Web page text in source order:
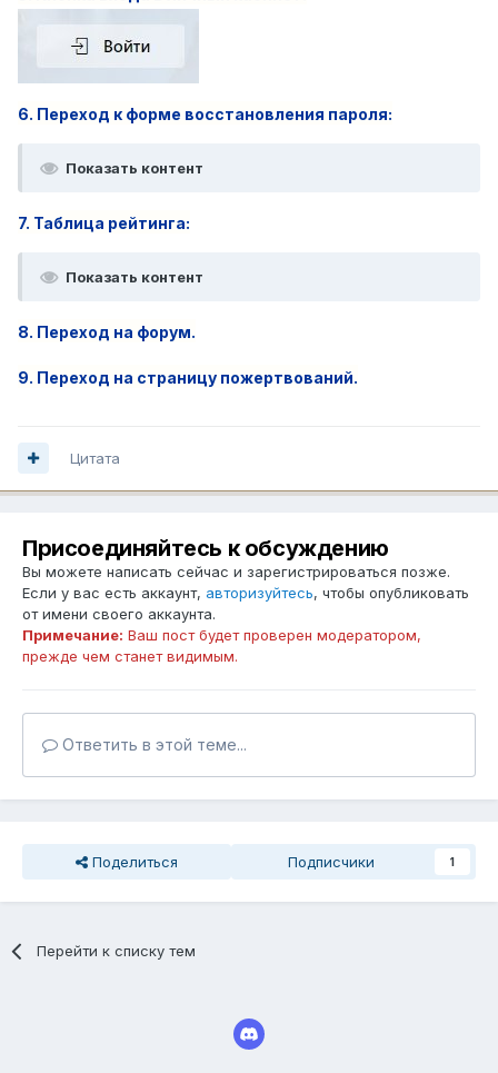
6. Переход к форме восстановления пароля:
Показать контент
7. Таблица рейтинга:
Показать контент
8. Переход на форум.
9. Переход на страницу пожертвований.
Цитата
Присоединяйтесь к обсуждению
Вы можете написать сейчас и зарегистрироваться позже.
Если у вас есть аккаунт, авторизуйтесь, чтобы опубликовать
от имени своего аккаунта.
Примечание: Ваш пост будет проверен модератором,
прежде чем станет видимым.
Ответить в этой теме...
Поделиться Подписчики 1
Перейти к списку тем